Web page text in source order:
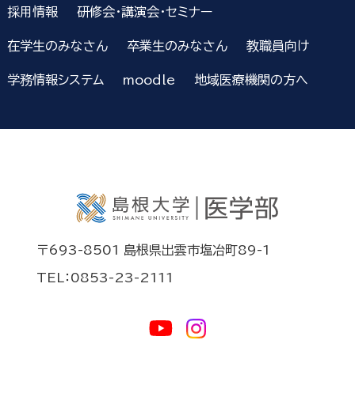
採用情報 研修会・講演会・セミナー
在学生のみなさん 卒業生のみなさん 教職員向け
学務情報システム moodle 地域医療機関の方へ
〒693-8501 島根県出雲市塩冶町89-1
TEL：0853-23-2111